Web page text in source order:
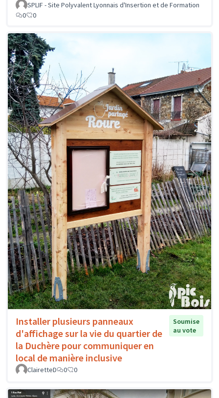
SPLIF - Site Polyvalent Lyonnais d'Insertion et de Formation
0
0
Installer plusieurs panneaux
d'affichage sur la vie du quartier de
la Duchère pour communiquer en
local de manière inclusive
Soumise
au vote
ClairetteD 0 0